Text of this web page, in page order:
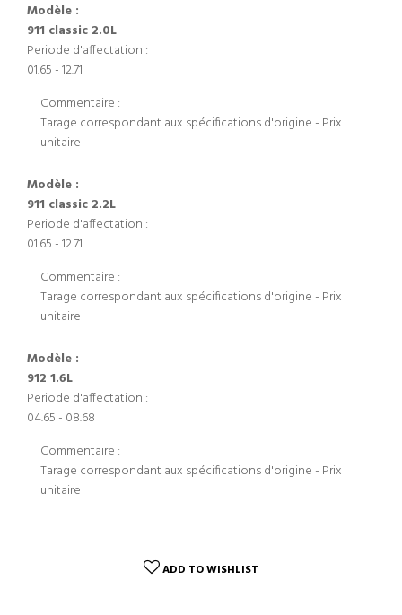
Modèle :
911 classic 2.0L
Periode d'affectation :
01.65 - 12.71
Commentaire :
Tarage correspondant aux spécifications d'origine - Prix
unitaire
Modèle :
911 classic 2.2L
Periode d'affectation :
01.65 - 12.71
Commentaire :
Tarage correspondant aux spécifications d'origine - Prix
unitaire
Modèle :
912 1.6L
Periode d'affectation :
04.65 - 08.68
Commentaire :
Tarage correspondant aux spécifications d'origine - Prix
unitaire
ADD TO WISHLIST